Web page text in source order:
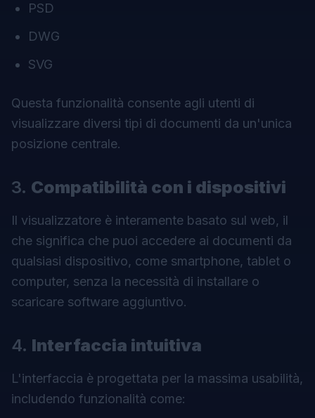
PSD
DWG
SVG
Questa funzionalità consente agli utenti di
visualizzare diversi tipi di documenti da un'unica
posizione centrale.
3. Compatibilità con i dispositivi
Il visualizzatore è interamente basato sul web, il
che significa che puoi accedere ai documenti da
qualsiasi dispositivo, come smartphone, tablet o
computer, senza la necessità di installare o
scaricare software aggiuntivo.
4. Interfaccia intuitiva
L'interfaccia è progettata per la massima usabilità,
includendo funzionalità come: